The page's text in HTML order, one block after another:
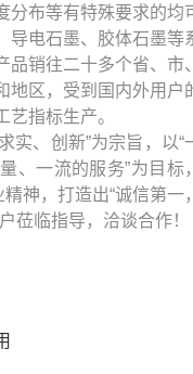
分布等有特殊要求的均
导电石墨、胶体石墨等
品销往二十多个省、市
地区，受到国内外用户
指标生产。
、创新”为宗旨，以“
、一流的服务”为目标
神，打造出“诚信第一
莅临指导，洽谈合作！